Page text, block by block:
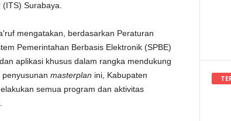
Surabaya.
mengatakan, berdasarkan Peraturan
Pemerintahan Berbasis Elektronik (SPBE)
aplikasi khusus dalam rangka mendukung
masterplan ini, Kabupaten
semua program dan aktivitas